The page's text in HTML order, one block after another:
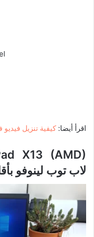
اقرأ أيضا: كيفية تنزيل
X13 (AMD)
لاب توب لينوفو بأقل من